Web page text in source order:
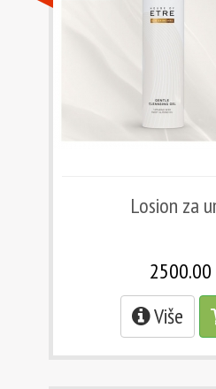
Losion za
2500.00
Više